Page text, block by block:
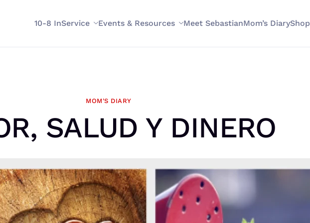
10-8 InService Events & Resources Meet SebastianMom’s DiaryShop
MOM'S DIARY
SALUD Y DINERO